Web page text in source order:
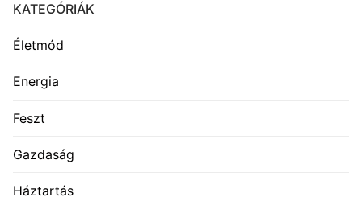
KATEGÓRIÁK
Életmód
Energia
Feszt
Gazdaság
Háztartás